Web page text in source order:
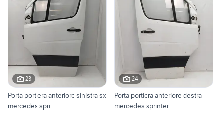
23
Porta portiera anteriore sinistra sx
mercedes spri
24
Porta portiera anteriore destra
mercedes sprinter